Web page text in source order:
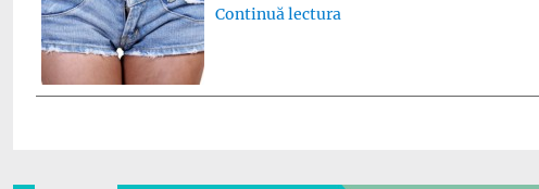
Continuă lectura